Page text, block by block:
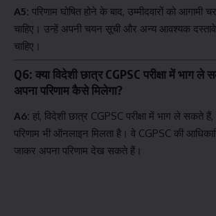
A5: परिणाम घोषित होने के बाद, उम्मीदवारों को आगामी
चाहिए। उन्हें अपनी चयन सूची और अन्य आवश्यक
चाहिए।
Q6: क्या विदेशी छात्र CGPSC परीक्षा में भाग
अपना परिणाम कैसे मिलेगा?
A6: हां, विदेशी छात्र CGPSC परीक्षा में भाग ले सकते
परिणाम भी ऑनलाइन मिलता है। वे CGPSC की
जाकर अपना परिणाम देख सकते हैं।